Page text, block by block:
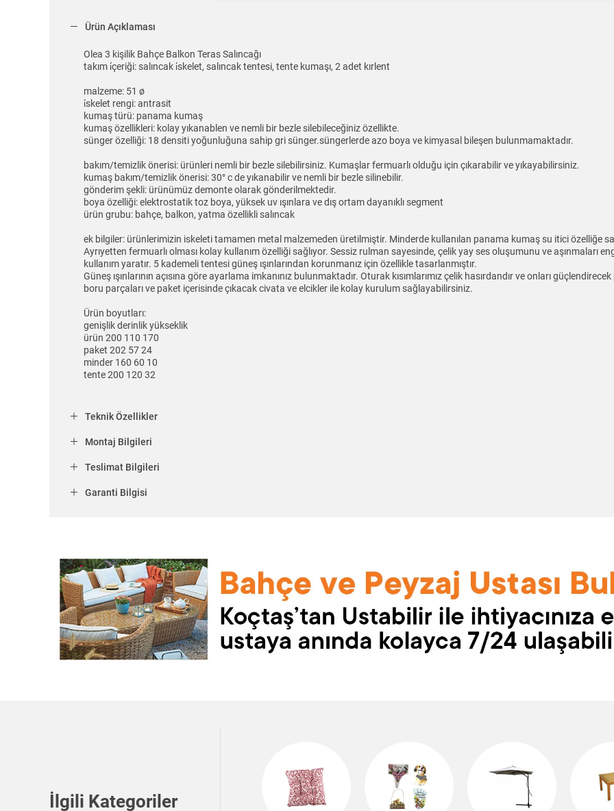
Ürün Açıklaması
Olea 3 kişilik Bahçe Balkon Teras Salıncağı
takım i̇çeriği: salıncak i̇skelet, salıncak tentesi, tente kumaşı, 2 adet kırlent
malzeme: 51 ø
i̇skelet rengi: antrasit
kumaş türü: panama kumaş
kumaş özellikleri: kolay yıkanablen ve nemli bir bezle silebileceğiniz özellikte.
sünger özelliği: 18 densiti yoğunluğuna sahip gri sünger.süngerlerde azo boya ve kimyasal bileşen bulunmamaktadır.
bakım/temizlik önerisi: ürünleri nemli bir bezle silebilirsiniz. Kumaşlar fermuarlı olduğu için çıkarabilir ve yıkayabilirsiniz.
kumaş bakım/temizlik önerisi: 30° c de yıkanabilir ve nemli bir bezle silinebilir.
gönderim şekli: ürünümüz demonte olarak gönderilmektedir.
boya özelliği: elektrostatik toz boya, yüksek uv ışınlara ve dış ortam dayanıklı segment
ürün grubu: bahçe, balkon, yatma özellikli salıncak
ek bilgiler: ürünlerimizin iskeleti tamamen metal malzemeden üretilmiştir. Minderde kullanılan panama kumaş su itici özelliğe
Ayrıyetten fermuarlı olması kolay kullanım özelliği sağlıyor. Sessiz rulman sayesinde, çelik yay ses oluşumunu ve aşınmaları
kullanım yaratır. 5 kademeli tentesi güneş ışınlarından korunmanız için özellikle tasarlanmıştır.
Güneş ışınlarının açısına göre ayarlama imkanınız bulunmaktadır. Oturak kısımlarımız çelik hasırdandır ve onları
boru parçaları ve paket içerisinde çıkacak civata ve elcikler ile kolay kurulum sağlayabilirsiniz.
Ürün boyutları:
genişlik derinlik yükseklik
ürün 200 110 170
paket 202 57 24
minder 160 60 10
tente 200 120 32
Teknik Özellikler
Montaj Bilgileri
Teslimat Bilgileri
Garanti Bilgisi
İlgili Kategoriler